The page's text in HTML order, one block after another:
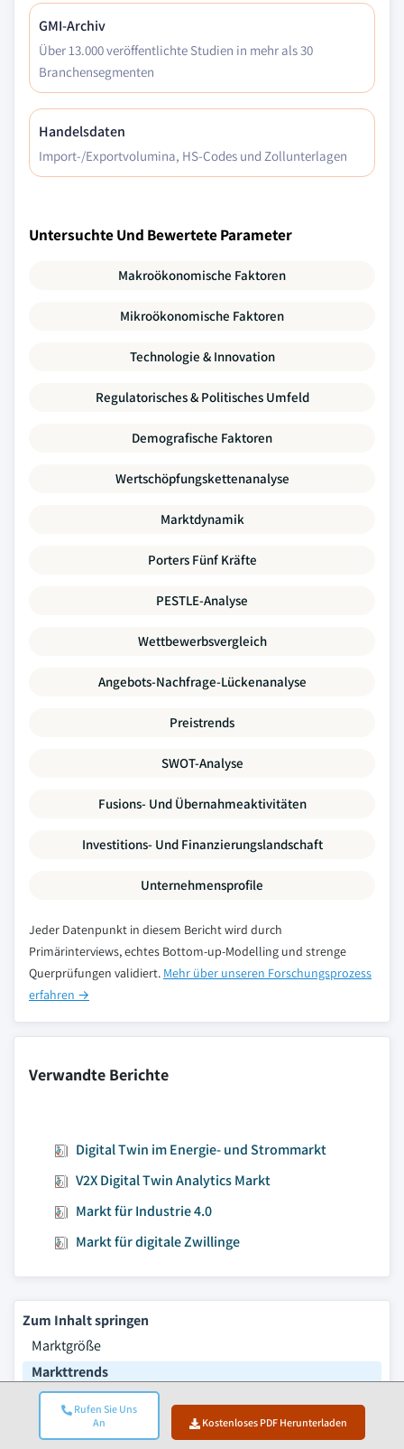
Rufen Sie Uns
An
Kostenloses PDF Herunterladen
GMI-Archiv
Über 13.000 veröffentlichte Studien in mehr als 30
Branchensegmenten
Handelsdaten
Import-/Exportvolumina, HS-Codes und Zollunterlagen
Untersuchte Und Bewertete Parameter
Makroökonomische Faktoren
Mikroökonomische Faktoren
Technologie & Innovation
Regulatorisches & Politisches Umfeld
Demografische Faktoren
Wertschöpfungskettenanalyse
Marktdynamik
Porters Fünf Kräfte
PESTLE-Analyse
Wettbewerbsvergleich
Angebots-Nachfrage-Lückenanalyse
Preistrends
SWOT-Analyse
Fusions- Und Übernahmeaktivitäten
Investitions- Und Finanzierungslandschaft
Unternehmensprofile
Jeder Datenpunkt in diesem Bericht wird durch
Primärinterviews, echtes Bottom-up-Modelling und strenge
Querprüfungen validiert. Mehr über unseren Forschungsprozess
erfahren →
Verwandte Berichte
Digital Twin im Energie- und Strommarkt
V2X Digital Twin Analytics Markt
Markt für Industrie 4.0
Markt für digitale Zwillinge
Zum Inhalt springen
Marktgröße
Markttrends
Marktanalyse
Marktanteil